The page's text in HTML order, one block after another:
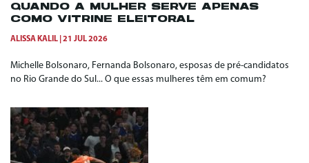
QUANDO A MULHER SERVE APENAS
COMO VITRINE ELEITORAL
ALISSA KALIL 21 JUL 2026
Michelle Bolsonaro, Fernanda Bolsonaro, esposas de pré-candidatos
no Rio Grande do Sul... O que essas mulheres têm em comum?